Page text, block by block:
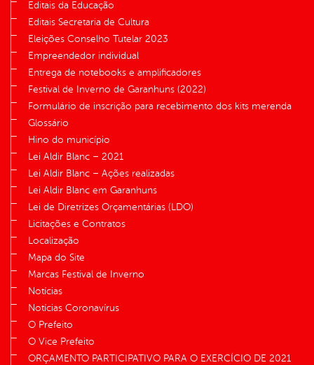
Editais da Educação
Editais Secretaria de Cultura
Eleições Conselho Tutelar 2023
Empreendedor individual
Entrega de notebooks e amplificadores
Festival de Inverno de Garanhuns (2022)
Formulário de inscrição para recebimento dos kits merenda
Glossário
Hino do município
Lei Aldir Blanc – 2021
Lei Aldir Blanc – Ações realizadas
Lei Aldir Blanc em Garanhuns
Lei de Diretrizes Orçamentárias (LDO)
Licitações e Contratos
Localização
Mapa do Site
Marcas Festival de Inverno
Notícias
Notícias Coronavírus
O Prefeito
O Vice Prefeito
ORÇAMENTO PARTICIPATIVO PARA O EXERCÍCIO DE 2021